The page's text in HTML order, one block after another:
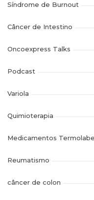
Síndrome de Burnout
Câncer de Intestino
Oncoexpress Talks
Podcast
Variola
Quimioterapia
Medicamentos
Reumatismo
câncer de colon